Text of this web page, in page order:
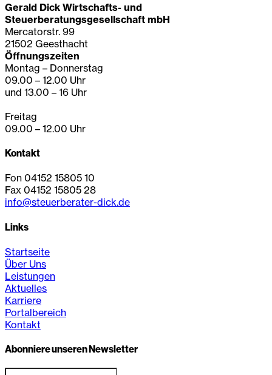
Gerald Dick Wirtschafts- und
Steuerberatungsgesellschaft mbH
Mercatorstr. 99
21502 Geesthacht
Öffnungszeiten
Montag – Donnerstag
09.00 – 12.00 Uhr
und 13.00 – 16 Uhr
Freitag
09.00 – 12.00 Uhr
Kontakt
Fon 04152 15805 10
Fax 04152 15805 28
info@steuerberater-dick.de
Links
Startseite
Über Uns
Leistungen
Aktuelles
Karriere
Portalbereich
Kontakt
Abonniere unseren Newsletter